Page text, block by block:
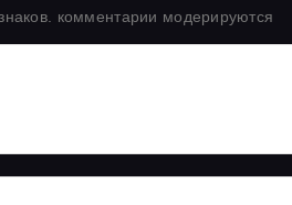
комментарии модерируются